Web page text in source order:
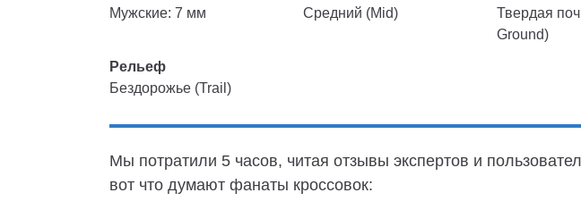
Мужские: 7 мм
Средний (Mid)
Твердая
Ground)
Рельеф
Бездорожье (Trail)
Мы потратили 5 часов, читая отзывы экспертов и
вот что думают фанаты кроссовок: